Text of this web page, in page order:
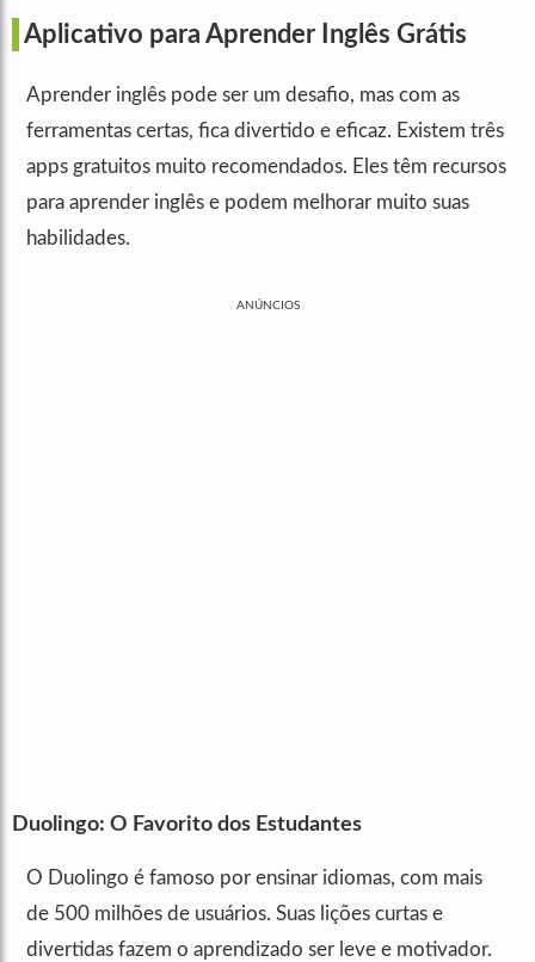
Aplicativo para Aprender Inglês Grátis
Aprender inglês pode ser um desafio, mas com as
ferramentas certas, fica divertido e eficaz. Existem três
apps gratuitos muito recomendados. Eles têm recursos
para aprender inglês e podem melhorar muito suas
habilidades.
ANÚNCIOS
Duolingo: O Favorito dos Estudantes
O Duolingo é famoso por ensinar idiomas, com mais
de 500 milhões de usuários. Suas lições curtas e
divertidas fazem o aprendizado ser leve e motivador.